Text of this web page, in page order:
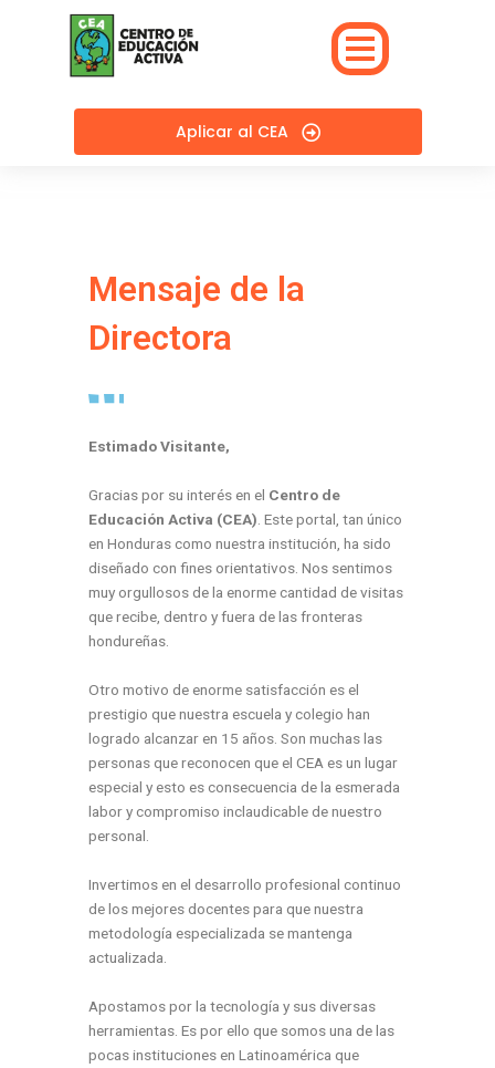
Aplicar al CEA
Mensaje de la
Directora
Estimado Visitante,
Gracias por su interés en el Centro de
Educación Activa (CEA). Este portal, tan único
en Honduras como nuestra institución, ha sido
diseñado con fines orientativos. Nos sentimos
muy orgullosos de la enorme cantidad de visitas
que recibe, dentro y fuera de las fronteras
hondureñas.
Otro motivo de enorme satisfacción es el
prestigio que nuestra escuela y colegio han
logrado alcanzar en 15 años. Son muchas las
personas que reconocen que el CEA es un lugar
especial y esto es consecuencia de la esmerada
labor y compromiso inclaudicable de nuestro
personal.
Invertimos en el desarrollo profesional continuo
de los mejores docentes para que nuestra
metodología especializada se mantenga
actualizada.
Apostamos por la tecnología y sus diversas
herramientas. Es por ello que somos una de las
pocas instituciones en Latinoamérica que